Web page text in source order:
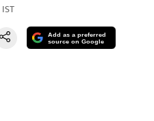
IST
Add as a preferred
source on Google